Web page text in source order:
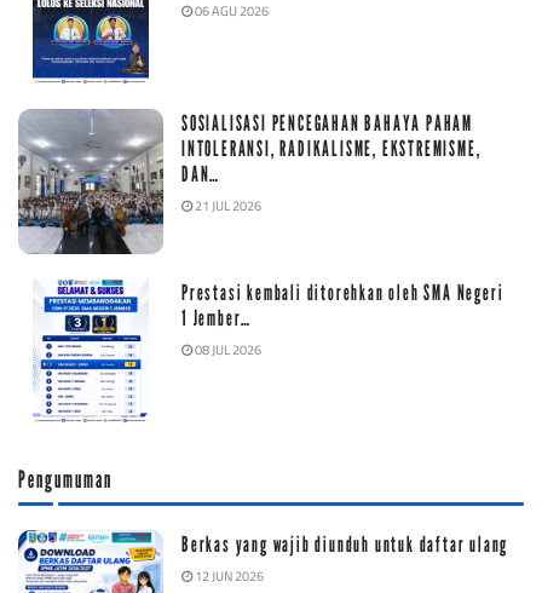
06 AGU 2026
SOSIALISASI PENCEGAHAN BAHAYA PAHAM
INTOLERANSI, RADIKALISME, EKSTREMISME,
DAN…
21 JUL 2026
Prestasi kembali ditorehkan oleh SMA Negeri
1 Jember…
08 JUL 2026
Pengumuman
Berkas yang wajib diunduh untuk daftar ulang
12 JUN 2026